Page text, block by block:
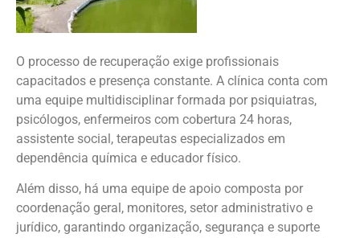
O processo de recuperação exige profissionais
capacitados e presença constante. A clínica conta com
uma equipe multidisciplinar formada por psiquiatras,
psicólogos, enfermeiros com cobertura 24 horas,
assistente social, terapeutas especializados em
dependência química e educador físico.
Além disso, há uma equipe de apoio composta por
coordenação geral, monitores, setor administrativo e
jurídico, garantindo organização, segurança e suporte